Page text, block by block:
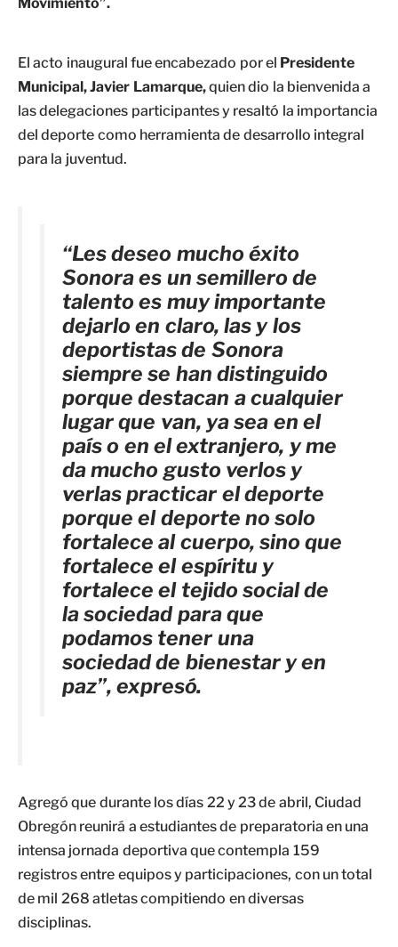
El acto inaugural fue encabezado por el Presidente
Municipal, Javier Lamarque,quien dio la bienvenida a
las delegaciones participantes y resaltó la importancia
del deporte como herramienta de desarrollo integral
para la juventud.
“Les deseo mucho éxito
Sonora es un semillero de
talento es muy importante
dejarlo en claro, las y los
deportistas de Sonora
siempre se han distinguido
porque destacan a cualquier
lugar que van, ya sea en el
país o en el extranjero, y me
da mucho gusto verlos y
verlas practicar el deporte
porque el deporte no solo
fortalece al cuerpo, sino que
fortalece el espíritu y
fortalece el tejido social de
la sociedad para que
podamos tener una
sociedad de bienestar y en
paz”, expresó.
Agregó que durante los días 22 y 23 de abril, Ciudad
Obregón reunirá a estudiantes de preparatoria en una
intensa jornada deportiva que contempla 159
registros entre equipos y participaciones, con un total
de mil 268 atletas compitiendo en diversas
disciplinas.